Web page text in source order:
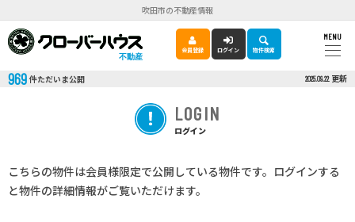
吹田市の不動産情報
不動産
会員登録 ログイン 物件検索
MENU
969 件ただいま公開 2025.09.22 更新
LOGIN
ログイン
こちらの物件は会員様限定で公開している物件です。ログインする
と物件の詳細情報がご覧いただけます。